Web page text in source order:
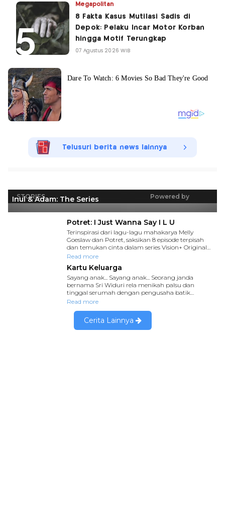
Megapolitan
8 Fakta Kasus Mutilasi Sadis di
Depok: Pelaku Incar Motor Korban
hingga Motif Terungkap
07 Agustus 2026 WIB
Telusuri berita news lainnya